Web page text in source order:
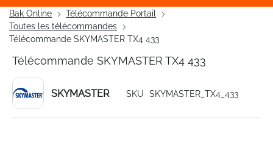
Bak Online
Télécommande Portail
Toutes les télécommandes
Télécommande SKYMASTER TX4 433
Télécommande SKYMASTER TX4 433
SKYMASTER SKU SKYMASTER_TX4_433